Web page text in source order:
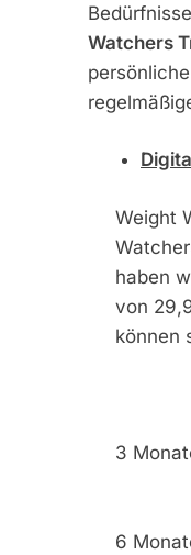
Watchers
Weight
haben
von
können
3
6